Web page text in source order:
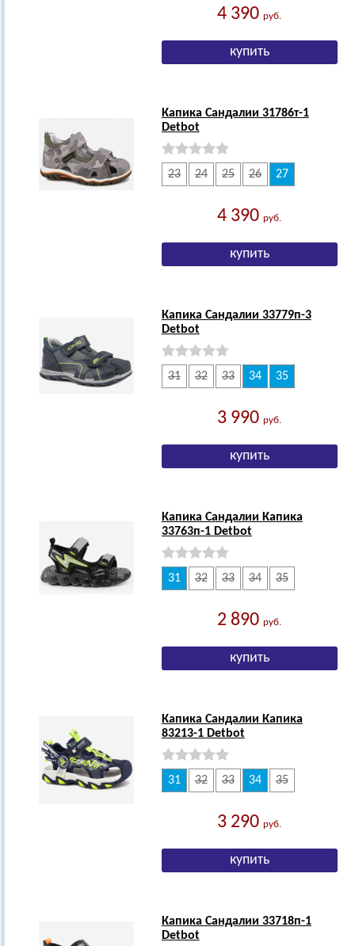
4 390руб.
Капика Сандалии 31786т-1
Detbot
23 24 25 26 27
4 390руб.
Капика Сандалии 33779п-3
Detbot
31 32 33 34 35
3 990руб.
Капика Сандалии Капика
33763п-1 Detbot
31 32 33 34 35
2 890руб.
Капика Сандалии Капика
83213-1 Detbot
31 32 33 34 35
3 290руб.
Капика Сандалии 33718п-1
Detbot